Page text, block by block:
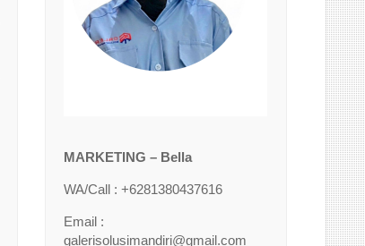
MARKETING – Bella
WA/Call : +6281380437616
Email :
galerisolusimandiri@gmail.com